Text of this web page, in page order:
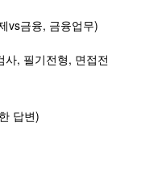
금융, 금융업무)
, 필기전형, 면접전
답변)